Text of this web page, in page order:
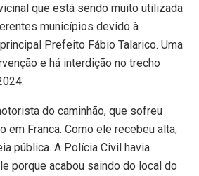
que está sendo muito utilizada
municípios devido à
Prefeito Fábio Talarico. Uma
e há interdição no trecho
do caminhão, que sofreu
em Franca. Como ele recebeu alta,
pública. A Polícia Civil havia
porque acabou saindo do local do